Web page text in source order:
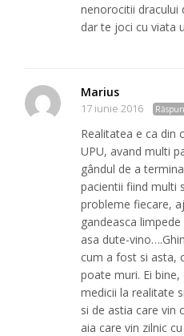
nenorocitii dracului
dar te joci cu viata
Marius
17 iunie 2016
Realitatea e ca din
UPU, avand multi
gândul de a
pacientii fiind multi
probleme fiecare,
gandeasca
asa dute-
cum a fost si asta,
poate muri. Ei
medicii la realitate
si de astia care vin
aia care vin zilnic